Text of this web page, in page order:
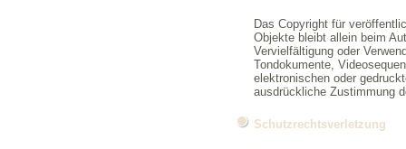
Das Copyright für
Objekte bleibt allein beim
Vervielfältigung oder
Tondokumente,
elektronischen oder
ausdrückliche Zustimmung
Schutzrechtsverletzung